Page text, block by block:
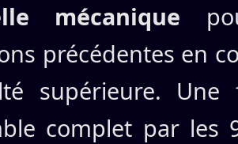
mécanique
précédentes en
supérieure.
complet par les